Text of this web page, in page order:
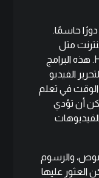
دورًا حاسمًا.
مثل
DaVinci Resolve أو HitFilm Express. هذه البرامج
الفيديو
الوقت في تعلم
أن تؤدي
والرسوم
العثور عليها